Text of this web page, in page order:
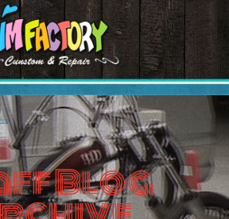
Blog